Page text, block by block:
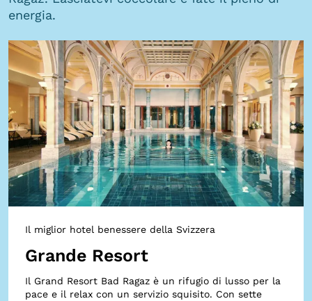
energia.
Il miglior hotel benessere della Svizzera
Grande Resort
Il Grand Resort Bad Ragaz è un rifugio di lusso per la
pace e il relax con un servizio squisito. Con sette